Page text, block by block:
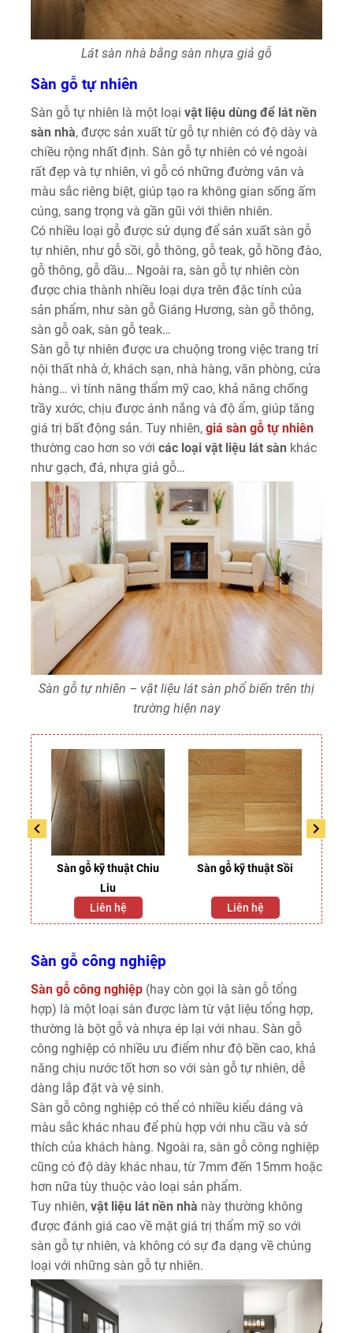
Lát sàn nhà bằng sàn nhựa giả gỗ
Sàn gỗ tự nhiên
Sàn gỗ tự nhiên là một loại vật liệu dùng để lát nền
sàn nhà, được sản xuất từ gỗ tự nhiên có độ dày và
chiều rộng nhất định. Sàn gỗ tự nhiên có vẻ ngoài
rất đẹp và tự nhiên, vì gỗ có những đường vân và
màu sắc riêng biệt, giúp tạo ra không gian sống ấm
cúng, sang trọng và gần gũi với thiên nhiên.
Có nhiều loại gỗ được sử dụng để sản xuất sàn gỗ
tự nhiên, như gỗ sồi, gỗ thông, gỗ teak, gỗ hồng đào,
gỗ thông, gỗ dầu… Ngoài ra, sàn gỗ tự nhiên còn
được chia thành nhiều loại dựa trên đặc tính của
sản phẩm, như sàn gỗ Giáng Hương, sàn gỗ thông,
sàn gỗ oak, sàn gỗ teak…
Sàn gỗ tự nhiên được ưa chuộng trong việc trang trí
nội thất nhà ở, khách sạn, nhà hàng, văn phòng, cửa
hàng… vì tính năng thẩm mỹ cao, khả năng chống
trầy xước, chịu được ánh nắng và độ ẩm, giúp tăng
giá trị bất động sản. Tuy nhiên, giá sàn gỗ tự nhiên
thường cao hơn so với các loại vật liệu lát sàn khác
như gạch, đá, nhựa giả gỗ…
Sàn gỗ tự nhiên – vật liệu lát sàn phổ biến trên thị
trường hiện nay
Sàn gỗ kỹ thuật Chiu
Liu
Liên hệ
Sàn gỗ kỹ thuật Sồi
Liên hệ
Sàn gỗ công nghiệp
Sàn gỗ công nghiệp (hay còn gọi là sàn gỗ tổng
hợp) là một loại sàn được làm từ vật liệu tổng hợp,
thường là bột gỗ và nhựa ép lại với nhau. Sàn gỗ
công nghiệp có nhiều ưu điểm như độ bền cao, khả
năng chịu nước tốt hơn so với sàn gỗ tự nhiên, dễ
dàng lắp đặt và vệ sinh.
Sàn gỗ công nghiệp có thể có nhiều kiểu dáng và
màu sắc khác nhau để phù hợp với nhu cầu và sở
thích của khách hàng. Ngoài ra, sàn gỗ công nghiệp
cũng có độ dày khác nhau, từ 7mm đến 15mm hoặc
hơn nữa tùy thuộc vào loại sản phẩm.
Tuy nhiên, vật liệu lát nền nhà này thường không
được đánh giá cao về mặt giá trị thẩm mỹ so với
sàn gỗ tự nhiên, và không có sự đa dạng về chủng
loại với những sàn gỗ tự nhiên.